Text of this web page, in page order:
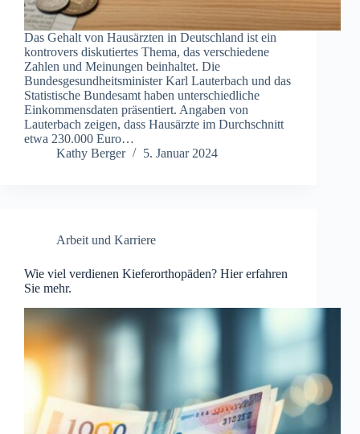
Das Gehalt von Hausärzten in Deutschland ist ein
kontrovers diskutiertes Thema, das verschiedene
Zahlen und Meinungen beinhaltet. Die
Bundesgesundheitsminister Karl Lauterbach und das
Statistische Bundesamt haben unterschiedliche
Einkommensdaten präsentiert. Angaben von
Lauterbach zeigen, dass Hausärzte im Durchschnitt
etwa 230.000 Euro…
Kathy Berger
5. Januar 2024
Arbeit und Karriere
Wie viel verdienen Kieferorthopäden? Hier erfahren
Sie mehr.